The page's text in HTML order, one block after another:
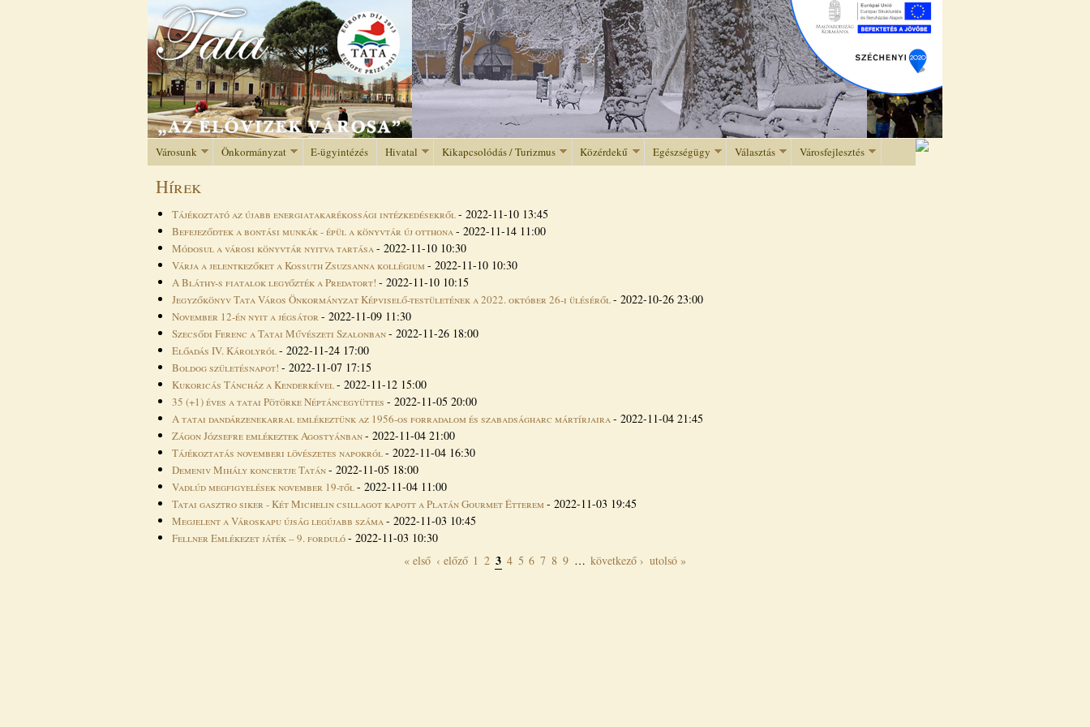
Jump to navigation
Városunk Önkormányzat E-ügyintézés Hivatal Kikapcsolódás / Turizmus Közérdekű Egészségügy Választás Városfejlesztés
Hírek
Tájékoztató az újabb energiatakarékossági intézkedésekről- 2022-11-10 13:45
Befejeződtek a bontási munkák - épül a könyvtár új otthona- 2022-11-14 11:00
Módosul a városi könyvtár nyitva tartása- 2022-11-10 10:30
Várja a jelentkezőket a Kossuth Zsuzsanna kollégium - 2022-11-10 10:30
A Bláthy-s fiatalok legyőzték a Predatort! - 2022-11-10 10:15
Jegyzőkönyv Tata Város Önkormányzat Képviselő-testületének a 2022. október 26-i üléséről- 2022-10-26 23:00
November 12-én nyit a jégsátor- 2022-11-09 11:30
Szecsődi Ferenc a Tatai Művészeti Szalonban- 2022-11-26 18:00
Előadás IV. Károlyról- 2022-11-24 17:00
Boldog születésnapot! - 2022-11-07 17:15
Kukoricás Táncház a Kenderkével- 2022-11-12 15:00
35 (+1) éves a tatai Pötörke Néptáncegyüttes - 2022-11-05 20:00
A tatai dandárzenekarral emlékeztünk az 1956-os forradalom és szabadságharc mártírjaira- 2022-11-04 21:45
Zágon Józsefre emlékeztek Agostyánban- 2022-11-04 21:00
Tájékoztatás novemberi lövészetes napokról- 2022-11-04 16:30
Demeniv Mihály koncertje Tatán- 2022-11-05 18:00
Vadlúd megfigyelések november 19-től- 2022-11-04 11:00
Tatai gasztro siker - Két Michelin csillagot kapott a Platán Gourmet Étterem - 2022-11-03 19:45
Megjelent a Városkapu újság legújabb száma- 2022-11-03 10:45
Fellner Emlékezet játék – 9. forduló- 2022-11-03 10:30
« első ‹ előző 1 2 3 4 5 6 7 8 9 … következő › utolsó »